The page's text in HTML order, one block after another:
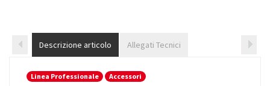
Descrizione articolo Allegati Tecnici
Linea Professionale Accessori